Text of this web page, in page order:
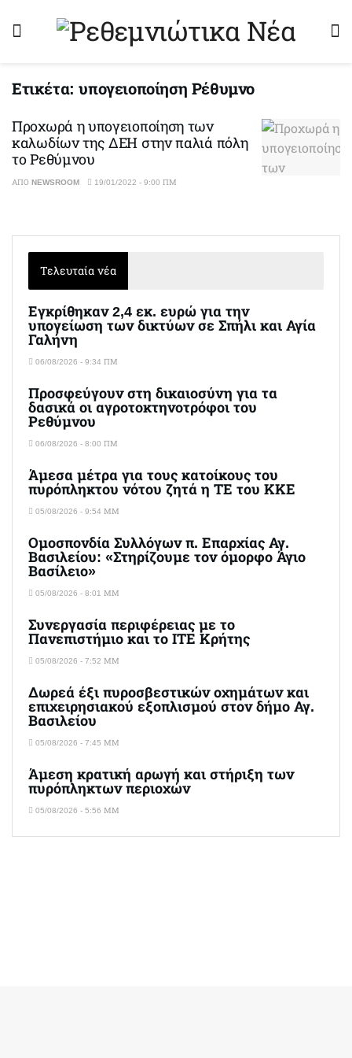
Ετικέτα:υπογειοποίηση Ρέθυμνο
Προχωρά η υπογειοποίηση των
καλωδίων της ΔΕΗ στην παλιά πόλη
το Ρεθύμνου
ΑΠΌ NEWSROOM 19/01/2022 - 9:00 ΠΜ
Τελευταία νέα
Εγκρίθηκαν 2,4 εκ. ευρώ για την
υπογείωση των δικτύων σε Σπήλι και Αγία
Γαλήνη
06/08/2026 - 9:34 ΠΜ
Προσφεύγουν στη δικαιοσύνη για τα
δασικά οι αγροτοκτηνοτρόφοι του
Ρεθύμνου
06/08/2026 - 8:00 ΠΜ
Άμεσα μέτρα για τους κατοίκους του
πυρόπληκτου νότου ζητά η ΤΕ του ΚΚΕ
05/08/2026 - 9:54 ΜΜ
Ομοσπονδία Συλλόγων π. Επαρχίας Αγ.
Βασιλείου: «Στηρίζουμε τον όμορφο Άγιο
Βασίλειο»
05/08/2026 - 8:01 ΜΜ
Συνεργασία περιφέρειας με το
Πανεπιστήμιο και το ΙΤΕ Κρήτης
05/08/2026 - 7:52 ΜΜ
Δωρεά έξι πυροσβεστικών οχημάτων και
επιχειρησιακού εξοπλισμού στον δήμο Αγ.
Βασιλείου
05/08/2026 - 7:45 ΜΜ
Άμεση κρατική αρωγή και στήριξη των
πυρόπληκτων περιοχών
05/08/2026 - 5:56 ΜΜ